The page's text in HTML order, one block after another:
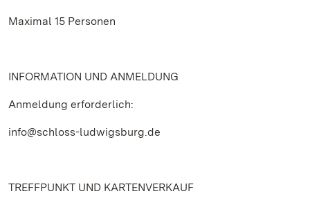
Maximal 15 Personen
INFORMATION UND ANMELDUNG
Anmeldung erforderlich:
info@schloss-ludwigsburg.de
TREFFPUNKT UND KARTENVERKAUF